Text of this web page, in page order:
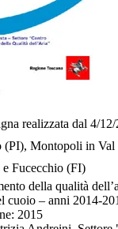
realizzata dal 4/
(PI), Montopoli in Val
Fucecchio (FI)
della qualità
cuoio – anni 2014-
2015